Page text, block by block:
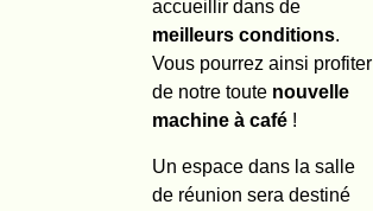
accueillir dans de
meilleurs conditions.
Vous pourrez ainsi profiter
de notre toute nouvelle
machine à café !
Un espace dans la salle
de réunion sera destiné